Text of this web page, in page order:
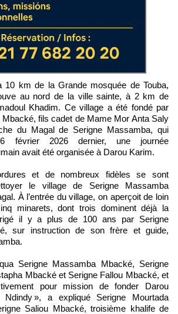
au nord de la ville sainte, à 2 km de
Khadim. Ce village a été fondé par
fils cadet de Mame Mor Anta Saly
du Magal de Serigne Massamba, qui
février 2026 dernier, une journée
avait été organisée à Darou Karim.
et de nombreux fidèles se sont
le village de Serigne Massamba
À l’entrée du village, on aperçoit de loin
minarets, dont trois dominent déjà la
il y a plus de 100 ans par Serigne
sur instruction de son frère et guide,
Serigne Massamba Mbacké, Serigne
Mbacké et Serigne Fallou Mbacké, et
pour mission de fonder Darou
», a expliqué Serigne Mourtada
Saliou Mbacké, troisième khalife de